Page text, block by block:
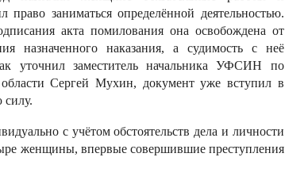
право заниматься определённой деятельностью.
акта помилования она освобождена от
назначенного наказания, а судимость с неё
уточнил заместитель начальника УФСИН по
Сергей Мухин, документ уже вступил в
силу.
с учётом обстоятельств дела и личности
женщины, впервые совершившие преступления